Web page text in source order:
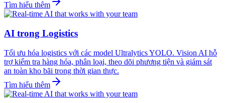
Tìm hiểu thêm
AI trong Logistics
Tối ưu hóa logistics với các model Ultralytics YOLO. Vision AI hỗ
trợ kiểm tra hàng hóa, phân loại, theo dõi phương tiện và giám sát
an toàn kho bãi trong thời gian thực.
Tìm hiểu thêm